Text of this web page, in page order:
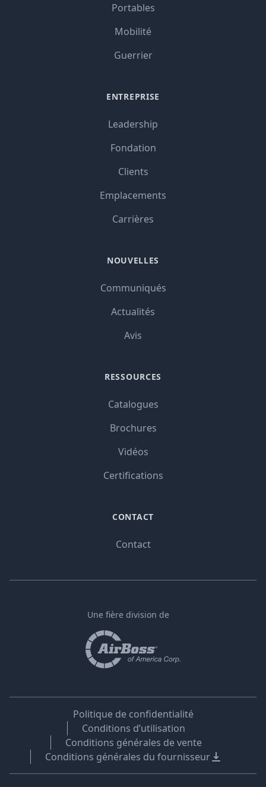
Portables
Mobilité
Guerrier
ENTREPRISE
Leadership
Fondation
Clients
Emplacements
Carrières
NOUVELLES
Communiqués
Actualités
Avis
RESSOURCES
Catalogues
Brochures
Vidéos
Certifications
CONTACT
Contact
Une fière division de
Politique de confidentialité
Conditions d’utilisation
Conditions générales de vente
Conditions générales du fournisseur